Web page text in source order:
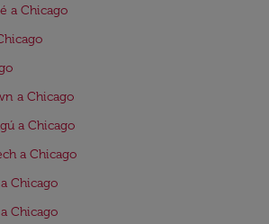
a Chicago
a Chicago
a Chicago
a Chicago
Chicago
Chicago